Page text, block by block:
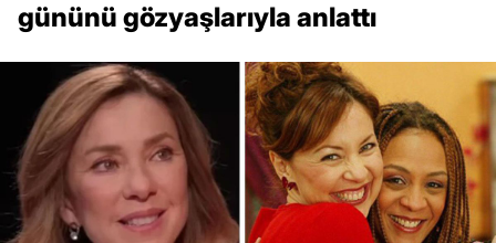
gününü gözyaşlarıyla anlattı